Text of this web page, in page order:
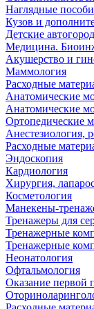
Наглядные
Кузов и
Детские
Медицина.
Акушерство и
Маммология
Расходные
Анатомические
Анатомические
Ортопедические
Анестезиология,
Расходные
Эндоскопия
Кардиология
Хирургия,
Косметология
Манекены-
Тренажеры для
Тренажерные
Тренажерные
Неонатология
Офтальмология
Оказание первой